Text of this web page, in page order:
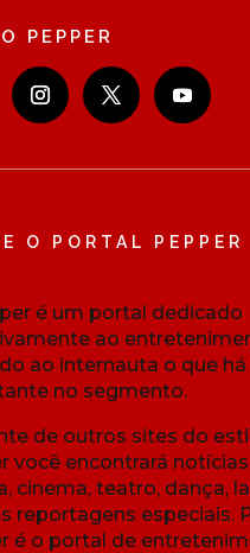
PEPPER
O PORTAL PEPPER
é um portal dedicado
ao
ao internauta o que
no segmento.
de outros sites do
você encontrará
cinema, teatro, dança,
reportagens especiais.
é o portal de